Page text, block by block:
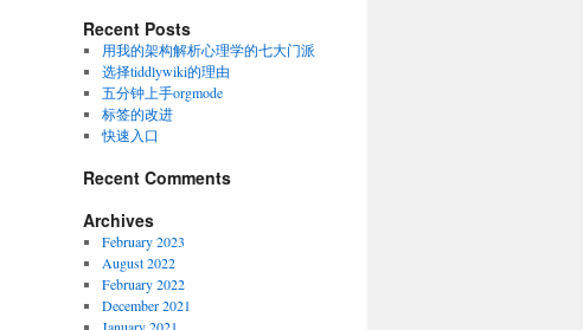
Recent Posts
用我的架构解析心理学的七大门派
选择tiddlywiki的理由
五分钟上手orgmode
标签的改进
快速入口
Recent Comments
Archives
February 2023
August 2022
February 2022
December 2021